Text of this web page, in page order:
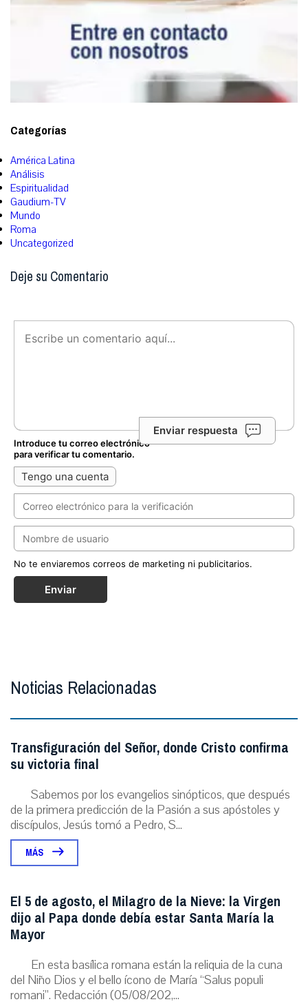
Categorías
América Latina
Análisis
Espiritualidad
Gaudium-TV
Mundo
Roma
Uncategorized
Deje su Comentario
Enviar respuesta
Introduce tu correo electrónico
para verificar tu comentario.
Tengo una cuenta
No te enviaremos correos de marketing ni publicitarios.
Enviar
Noticias Relacionadas
Transfiguración del Señor, donde Cristo confirma
su victoria final
Sabemos por los evangelios sinópticos, que después
de la primera predicción de la Pasión a sus apóstoles y
discípulos, Jesús tomó a Pedro, S...
MÁS
El 5 de agosto, el Milagro de la Nieve: la Virgen
dijo al Papa donde debía estar Santa María la
Mayor
En esta basílica romana están la reliquia de la cuna
del Niño Dios y el bello ícono de María “Salus populi
romani”. Redacción (05/08/202,...